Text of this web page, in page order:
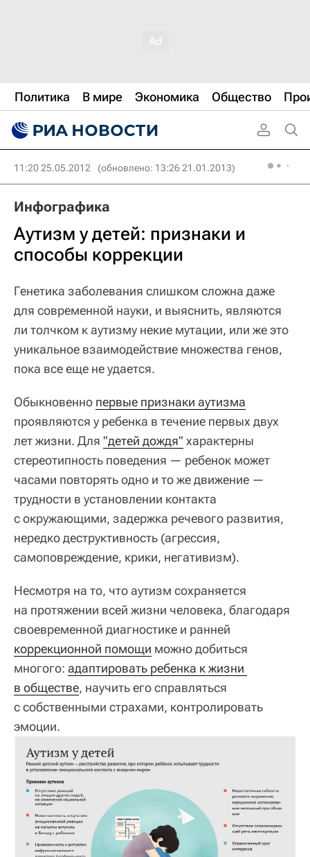
Политика В мире Экономика Общество
11:20 25.05.2012 (обновлено: 13:26 21.01.2013)
Инфографика
Аутизм у детей: признаки и
способы коррекции
Генетика заболевания слишком сложна даже
для современной науки, и выяснить, являются
ли толчком к аутизму некие мутации, или же это
уникальное взаимодействие множества генов,
пока все еще не удается.
Обыкновенно первые признаки аутизма
проявляются у ребенка в течение первых двух
лет жизни. Для "детей дождя" характерны
стереотипность поведения — ребенок может
часами повторять одно и то же движение —
трудности в установлении контакта
с окружающими, задержка речевого развития,
нередко деструктивность (агрессия,
самоповреждение, крики, негативизм).
Несмотря на то, что аутизм сохраняется
на протяжении всей жизни человека, благодаря
своевременной диагностике и ранней
коррекционной помощи можно добиться
многого: адаптировать ребенка к жизни
в обществе, научить его справляться
с собственными страхами, контролировать
эмоции.